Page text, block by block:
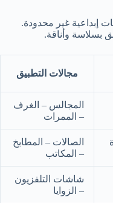
إبداعية غير محدودة.
بسلاسة وأناقة.
مجالات التطبيق
المجالس – الغرف
– الممرات
الصالات – المطابخ
– المكاتب
شاشات التلفزيون
– الزوايا